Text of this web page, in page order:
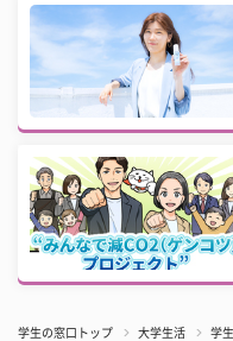
学生の窓口トップ 大学生活 学